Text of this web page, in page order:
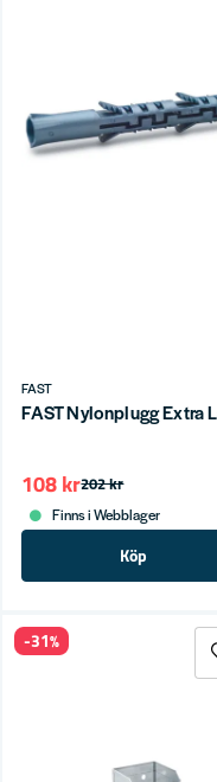
FAST
FAST Nylonplugg Extra
202 kr
108 kr
Finns i Webblager
Köp
-31%